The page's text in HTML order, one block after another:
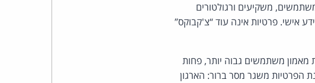
משקיעים ורגולטורים
אישי. פרטיות אינה עוד “צ'קבוקס”
מאמון משתמשים גבוה יותר, פחות
הפרטיות משגר מסר ברור: הארגון